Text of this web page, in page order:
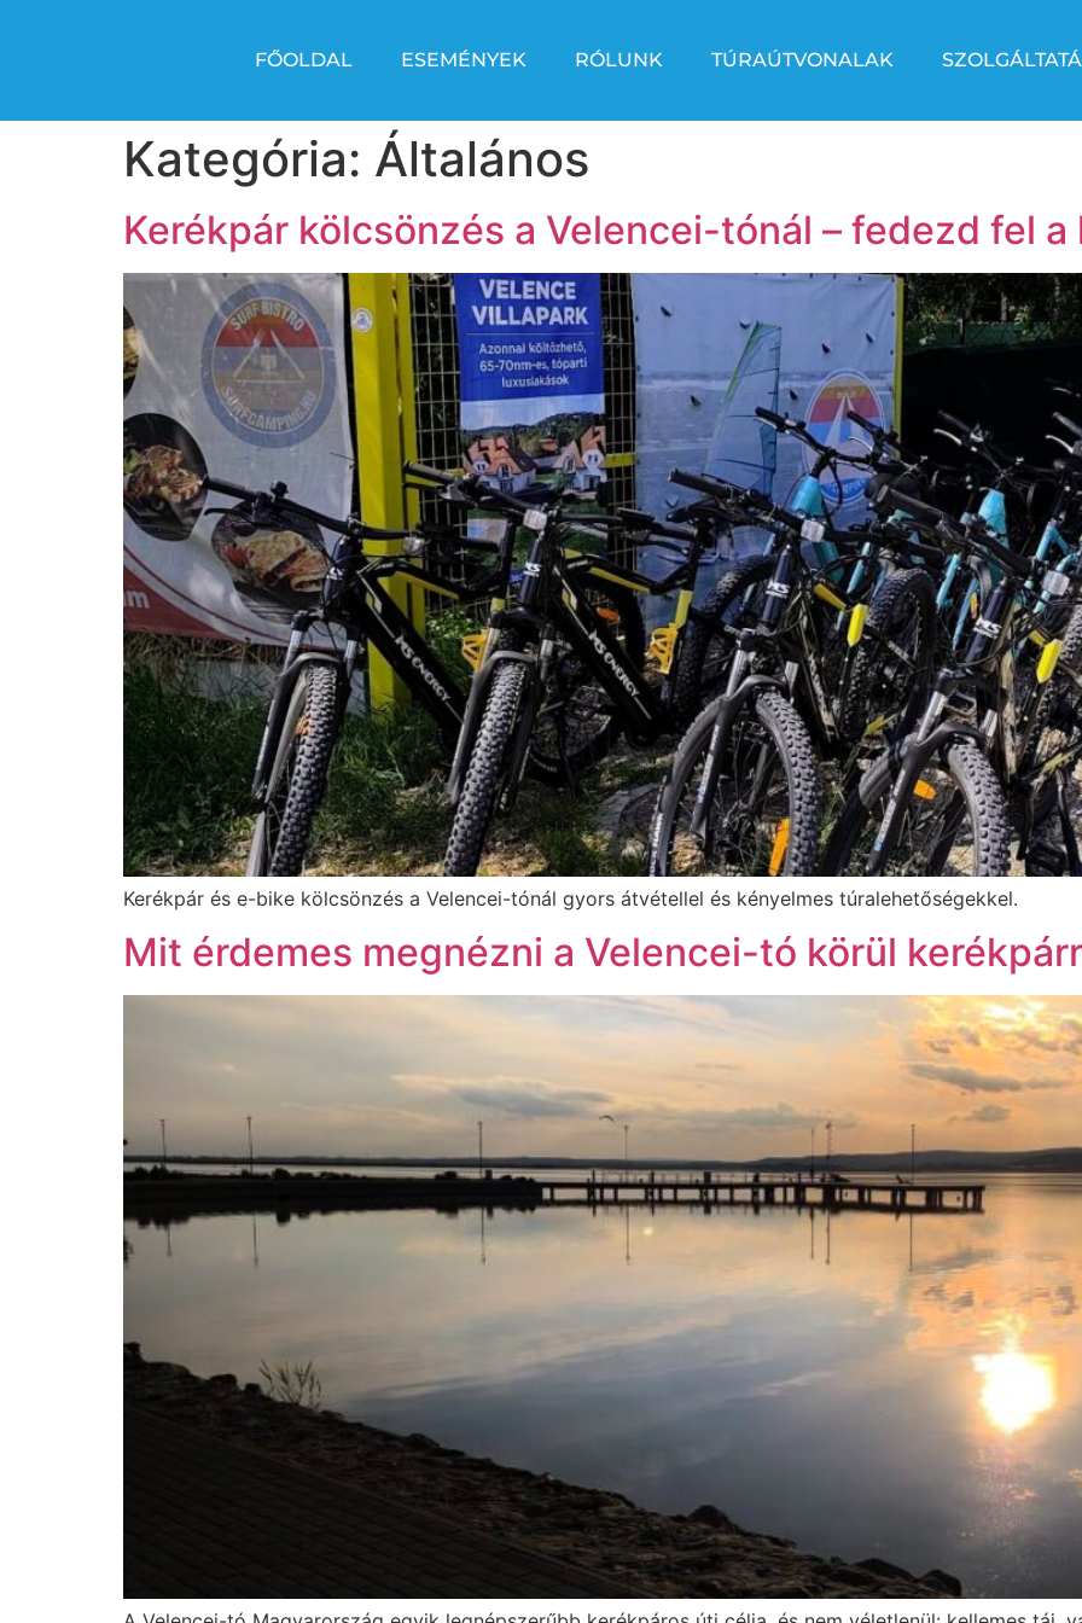
FŐOLDAL ESEMÉNYEK RÓLUNK TÚRAÚTVONALAK
Kategória: Általános
Kerékpár kölcsönzés a Velencei-tónál – fedezd fel
Kerékpár és e-bike kölcsönzés a Velencei-tónál gyors átvétellel és kényelmes túralehetőségekkel.
Mit érdemes megnézni a Velencei-tó körül